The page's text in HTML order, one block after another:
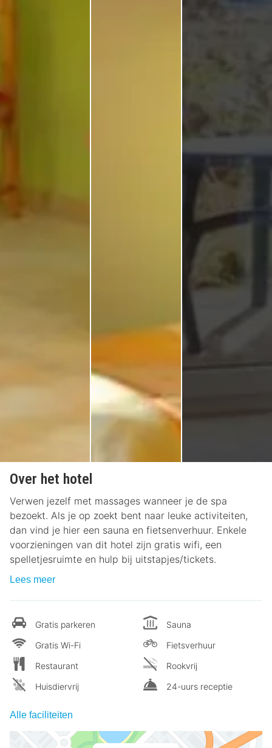
Over het hotel
Verwen jezelf met massages wanneer je de spa
bezoekt. Als je op zoekt bent naar leuke activiteiten,
dan vind je hier een sauna en fietsenverhuur. Enkele
voorzieningen van dit hotel zijn gratis wifi, een
spelletjesruimte en hulp bij uitstapjes/tickets.
Lees meer
Gratis parkeren
Gratis Wi-Fi
Restaurant
Huisdiervrij
Sauna
Fietsverhuur
Rookvrij
24-uurs receptie
Alle faciliteiten